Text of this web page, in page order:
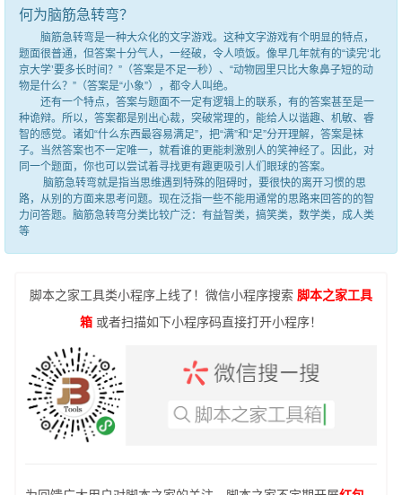
何为脑筋急转弯？
脑筋急转弯是一种大众化的文字游戏。这种文字游戏有个明显的特点，
题面很普通，但答案十分气人，一经破，令人喷饭。像早几年就有的“读完‘北
京大学’要多长时间？”（答案是不足一秒）、“动物园里只比大象鼻子短的动
物是什么？”（答案是“小象”），都令人叫绝。
还有一个特点，答案与题面不一定有逻辑上的联系，有的答案甚至是一
种诡辩。所以，答案都是别出心裁，突破常理的，能给人以谐趣、机敏、睿
智的感觉。诸如“什么东西最容易满足”，把“满”和“足”分开理解，答案是袜
子。当然答案也不一定唯一，就看谁的更能刺激别人的笑神经了。因此，对
同一个题面，你也可以尝试着寻找更有趣更吸引人们眼球的答案。
脑筋急转弯就是指当思维遇到特殊的阻碍时，要很快的离开习惯的思
路，从别的方面来思考问题。现在泛指一些不能用通常的思路来回答的的智
力问答题。脑筋急转弯分类比较广泛：有益智类，搞笑类，数学类，成人类
等
脚本之家工具类小程序上线了！微信小程序搜索 脚本之家工具
箱 或者扫描如下小程序码直接打开小程序！